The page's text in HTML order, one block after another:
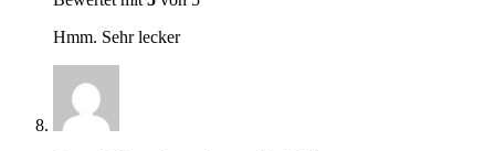
Hmm. Sehr lecker